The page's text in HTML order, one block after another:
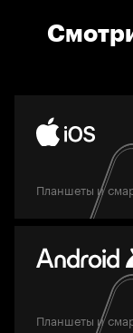
Планшеты и
Планшеты и